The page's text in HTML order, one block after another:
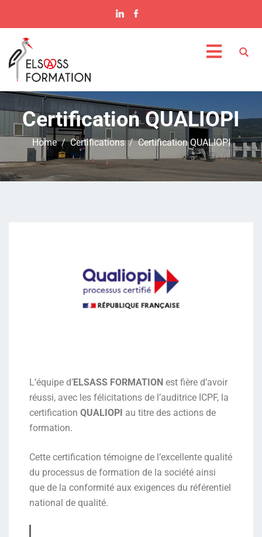
Certification QUALIOPI
Home Certifications Certification QUALIOPI
L’équipe d’ELSASS FORMATION est fière d’avoir
réussi, avec les félicitations de l’auditrice ICPF, la
certification QUALIOPI au titre des actions de
formation.
Cette certification témoigne de l’excellente qualité
du processus de formation de la société ainsi
que de la conformité aux exigences du référentiel
national de qualité.